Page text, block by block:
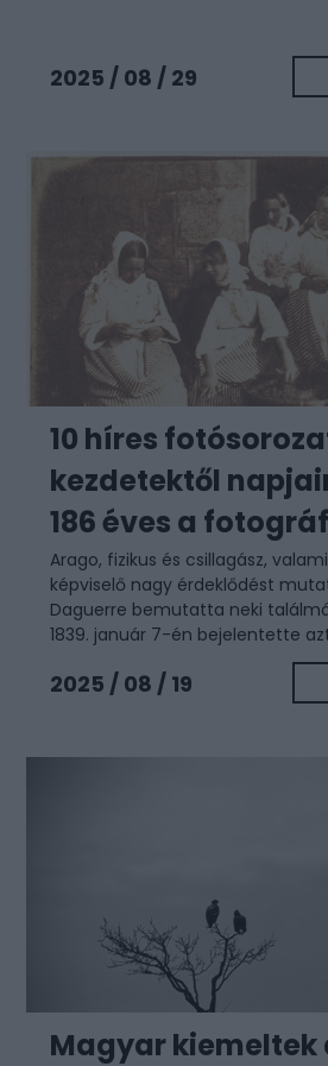
2025 / 08 / 29
10 híres
kezdetektől
186 éves a
Arago, fizikus és csillagász,
képviselő nagy érdeklődést
Daguerre bemutatta neki
1839. január 7-én bejelentette
2025 / 08 / 19
Magyar kiemeltek